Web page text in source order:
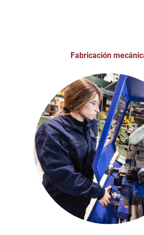
Fabricación